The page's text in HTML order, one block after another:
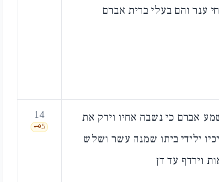
ענר והם בעלי ברית אברם
14
🗝️5
אברם כי נשבה אחיו וירק את
ילידי ביתו שמנה עשר ושלש
וירדף עד דן